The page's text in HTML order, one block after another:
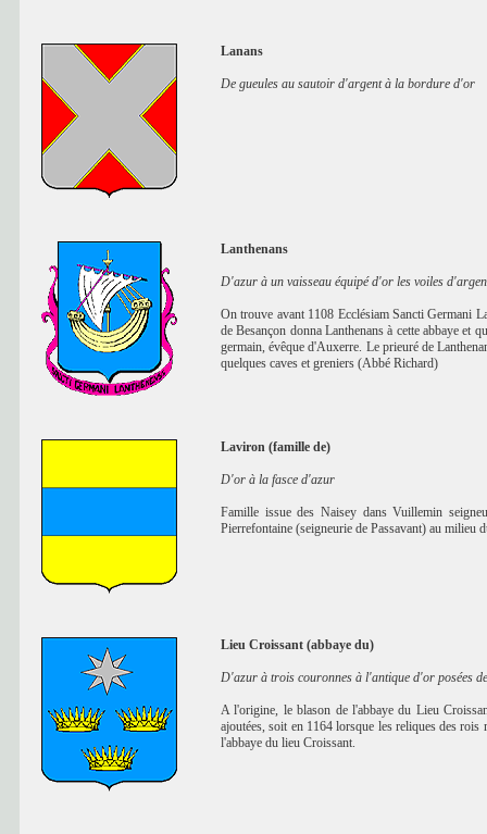
Lanans
De gueules au sautoir d'argent à la bordure d'or
Lanthenans
D'azur à un vaisseau équipé d'or les voiles
On trouve avant 1108 Ecclésiam Sancti Germani
de Besançon donna Lanthenans à cette abbaye et
germain, évêque d'Auxerre. Le prieuré de
quelques caves et greniers (Abbé Richard)
Laviron (famille de)
D'or à la fasce d'azur
Famille issue des Naisey dans Vuillemin
Pierrefontaine (seigneurie de Passavant) au milieu
Lieu Croissant (abbaye du)
D'azur à trois couronnes à l'antique d'or posées
A l'origine, le blason de l'abbaye du Lieu
ajoutées, soit en 1164 lorsque les reliques des
l'abbaye du lieu Croissant.